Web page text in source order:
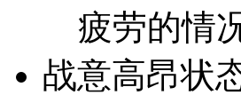
疲劳的情
战意高昂状